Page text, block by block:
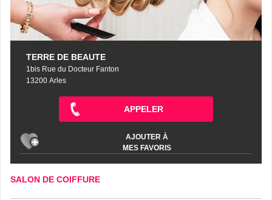
TERRE DE BEAUTE
1bis Rue du Docteur Fanton
13200 Arles
APPELER
AJOUTER À
MES FAVORIS
SALON DE COIFFURE